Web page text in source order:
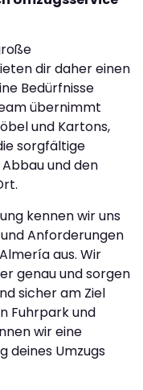
dir daher einen
Bedürfnisse
übernimmt
und Kartons,
sorgfältige
und den
kennen wir uns
Anforderungen
aus. Wir
genau und sorgen
sicher am Ziel
Fuhrpark und
wir eine
deines Umzugs